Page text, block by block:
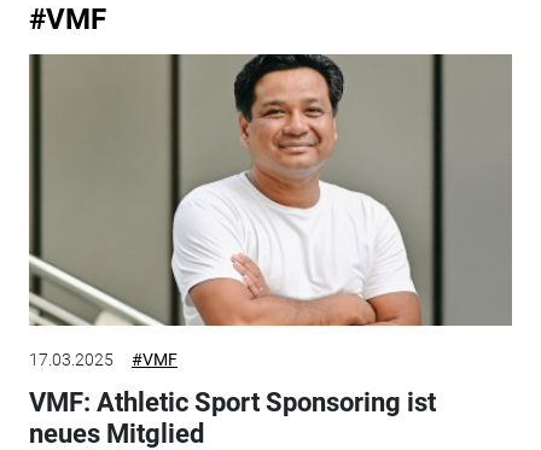
#VMF
17.03.2025 #VMF
VMF: Athletic Sport Sponsoring ist
neues Mitglied